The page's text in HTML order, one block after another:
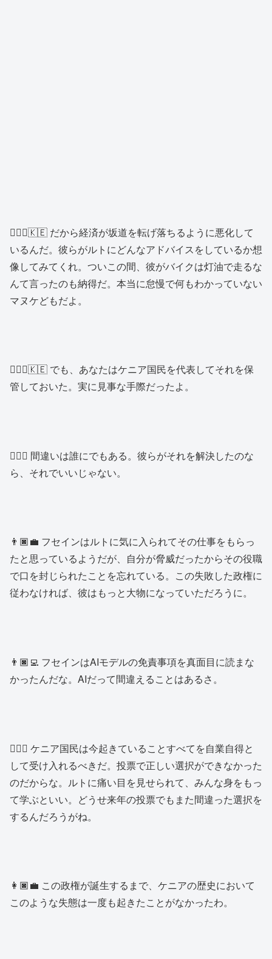
👱🏿‍♂️🇰🇪 だから経済が坂道を転げ落ちるように悪化して
いるんだ。彼らがルトにどんなアドバイスをしているか想
像してみてくれ。ついこの間、彼がバイクは灯油で走るな
んて言ったのも納得だ。本当に怠慢で何もわかっていない
マヌケどもだよ。
👱🏿‍♂️🇰🇪 でも、あなたはケニア国民を代表してそれを保
管しておいた。実に見事な手際だったよ。
👱🏿‍♀️ 間違いは誰にでもある。彼らがそれを解決したのな
ら、それでいいじゃない。
👨🏿‍💼 フセインはルトに気に入られてその仕事をもらっ
たと思っているようだが、自分が脅威だったからその役職
で口を封じられたことを忘れている。この失敗した政権に
従わなければ、彼はもっと大物になっていただろうに。
👨🏿‍💻 フセインはAIモデルの免責事項を真面目に読まな
かったんだな。AIだって間違えることはあるさ。
👱🏿‍♂️ ケニア国民は今起きていることすべてを自業自得と
して受け入れるべきだ。投票で正しい選択ができなかった
のだからな。ルトに痛い目を見せられて、みんな身をもっ
て学ぶといい。どうせ来年の投票でもまた間違った選択を
するんだろうがね。
👩🏿‍💼 この政権が誕生するまで、ケニアの歴史において
このような失態は一度も起きたことがなかったわ。